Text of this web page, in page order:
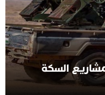
السكة